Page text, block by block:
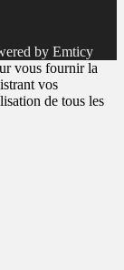
by Emticy
vous fournir la
vos
de tous les